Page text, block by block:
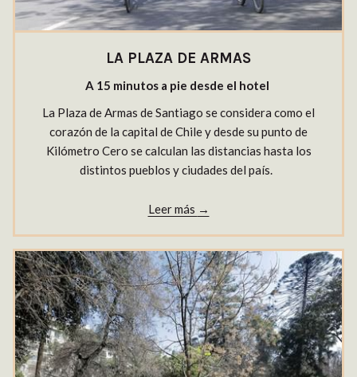
LA PLAZA DE ARMAS
A 15 minutos a pie desde el hotel
La Plaza de Armas de Santiago se considera como el
corazón de la capital de Chile y desde su punto de
Kilómetro Cero se calculan las distancias hasta los
distintos pueblos y ciudades del país.
Leer más